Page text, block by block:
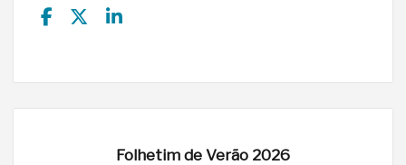
Folhetim de Verão 2026